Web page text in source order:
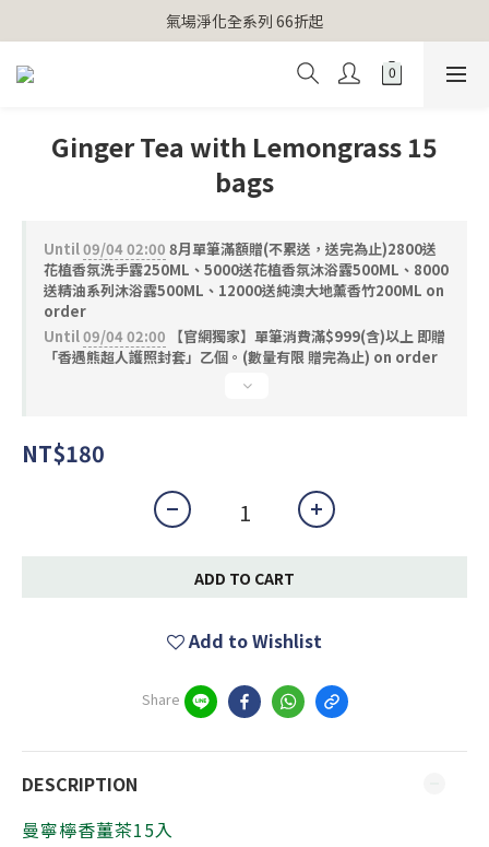
【官網獨家】首次消費 不限金額 即送 香遇熊超人行李吊牌
氣場淨化全系列 66折起
【官網獨家】首次消費 不限金額 即送 香遇熊超人行李吊牌
Ginger Tea with Lemongrass 15
bags
Until09/04 02:00 8月單筆滿額贈(不累送，送完為止)2800送
花植香氛洗手露250ML、5000送花植香氛沐浴露500ML、8000
送精油系列沐浴露500ML、12000送純澳大地薰香竹200ML on
order
Until09/04 02:00 【官網獨家】單筆消費滿$999(含)以上 即贈
「香遇熊超人護照封套」乙個。(數量有限 贈完為止) on order
NT$180
ADD TO CART
Add to Wishlist
Share
DESCRIPTION
曼寧檸香薑茶15入